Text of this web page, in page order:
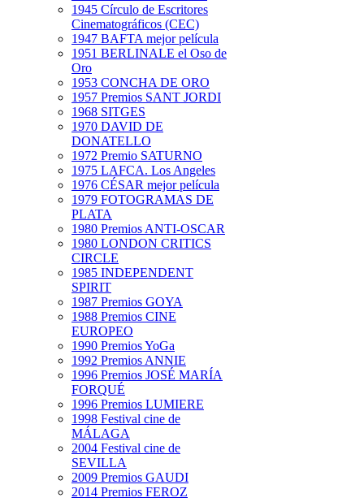
1945 Círculo de Escritores
Cinematográficos (CEC)
1947 BAFTA mejor película
1951 BERLINALE el Oso de
Oro
1953 CONCHA DE ORO
1957 Premios SANT JORDI
1968 SITGES
1970 DAVID DE
DONATELLO
1972 Premio SATURNO
1975 LAFCA. Los Angeles
1976 CÉSAR mejor película
1979 FOTOGRAMAS DE
PLATA
1980 Premios ANTI-OSCAR
1980 LONDON CRITICS
CIRCLE
1985 INDEPENDENT
SPIRIT
1987 Premios GOYA
1988 Premios CINE
EUROPEO
1990 Premios YoGa
1992 Premios ANNIE
1996 Premios JOSÉ MARÍA
FORQUÉ
1996 Premios LUMIERE
1998 Festival cine de
MÁLAGA
2004 Festival cine de
SEVILLA
2009 Premios GAUDI
2014 Premios FEROZ